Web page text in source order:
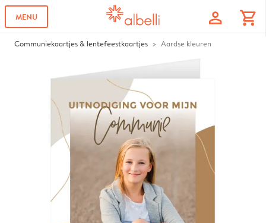
MENU profile shopping_cart
Communiekaartjes & lentefeestkaartjes Aardse kleuren